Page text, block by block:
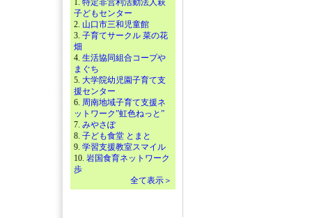
1. 特定非営利活動法人萩
子どもセンター
2. 山口市三和児童館
3. 子育てサークル 菜の花
畑
4. 生活協同組合コープや
まぐち
5. 大学院幼児園子育て支
援センター
6. 周南地域子育て支援ネ
ットワーク”虹色ねっと”
7. みやさぽ
8. 子ども食堂 とまと
9. 学習支援教室スマイル
10. 岩国食育ネットワーク
歩
全て表示＞